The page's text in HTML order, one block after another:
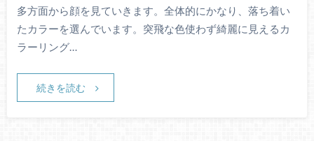
多方面から顔を見ていきます。全体的にかなり、落ち着い
たカラーを選んでいます。突飛な色使わず綺麗に見えるカ
ラーリング…
続きを読む